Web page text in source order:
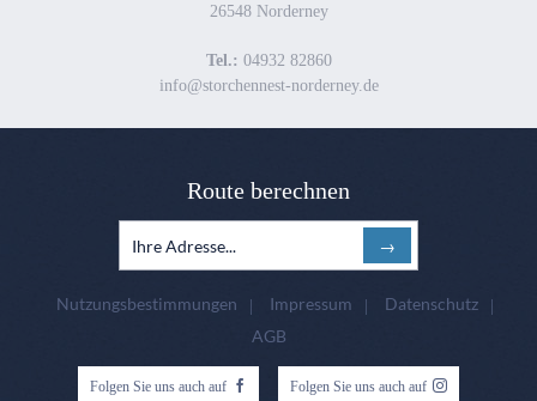
26548 Norderney
Tel.: 04932 82860
info@storchennest-norderney.de
Route berechnen
Nutzungsbestimmungen Impressum
Datenschutz
AGB
Folgen Sie uns auch auf Folgen Sie uns auch auf